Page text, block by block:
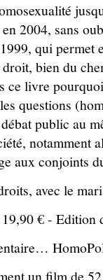
2004, sans
qui permet
bien du
ce livre
questions
public au
notamment
aux conjoints
avec le
€ - Edition